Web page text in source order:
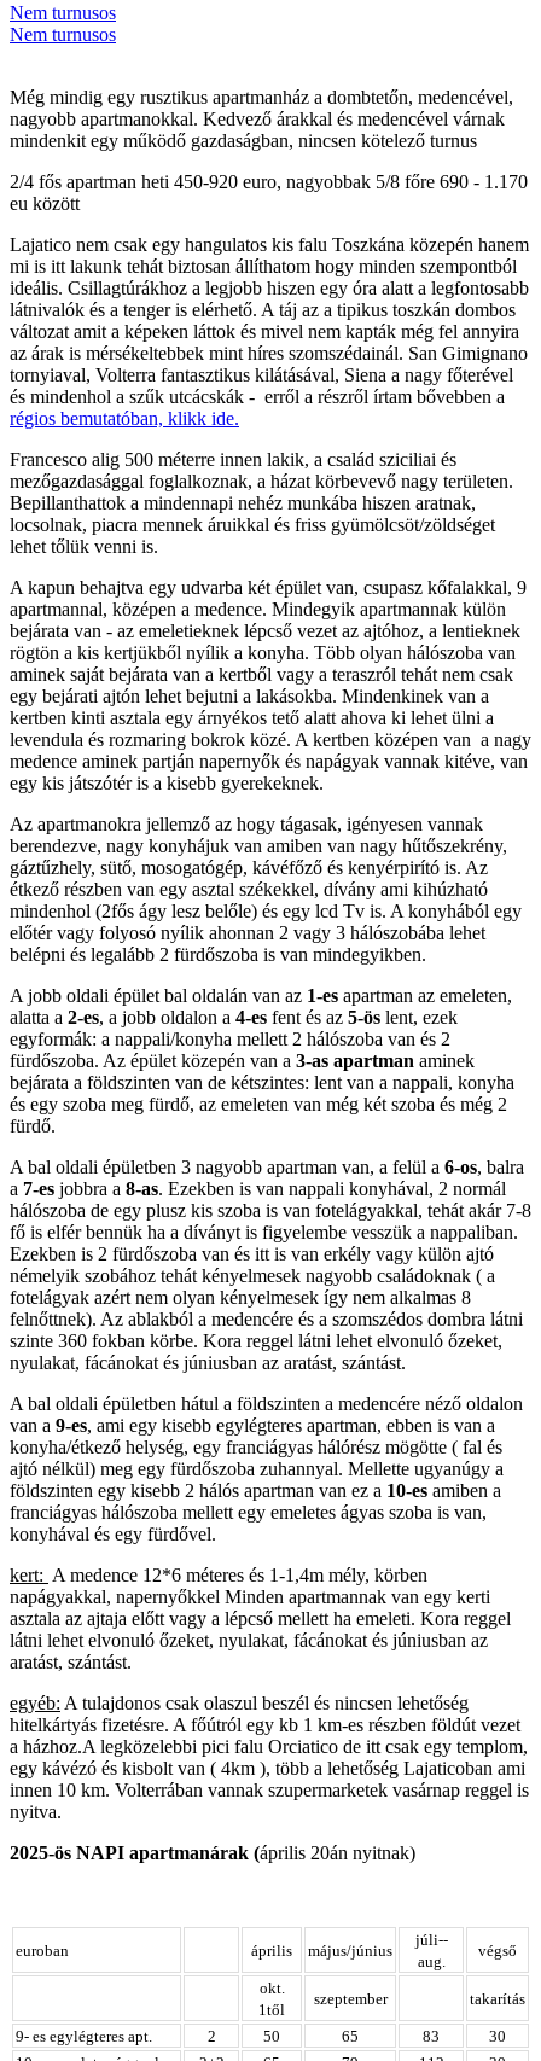
Nem turnusos
Nem turnusos
Még mindig egy rusztikus apartmanház a dombtetőn, medencével,
nagyobb apartmanokkal. Kedvező árakkal és medencével várnak
mindenkit egy működő gazdaságban, nincsen kötelező turnus
2/4 fős apartman heti 450-920 euro, nagyobbak 5/8 főre 690 - 1.170
eu között
Lajatico nem csak egy hangulatos kis falu Toszkána közepén hanem
mi is itt lakunk tehát biztosan állíthatom hogy minden szempontból
ideális. Csillagtúrákhoz a legjobb hiszen egy óra alatt a legfontosabb
látnivalók és a tenger is elérhető. A táj az a tipikus toszkán dombos
változat amit a képeken láttok és mivel nem kapták még fel annyira
az árak is mérsékeltebbek mint híres szomszédainál. San Gimignano
tornyiaval, Volterra fantasztikus kilátásával, Siena a nagy főterével
és mindenhol a szűk utcácskák - erről a részről írtam bővebben a
régios bemutatóban, klikk ide.
Francesco alig 500 méterre innen lakik, a család sziciliai és
mezőgazdasággal foglalkoznak, a házat körbevevő nagy területen.
Bepillanthattok a mindennapi nehéz munkába hiszen aratnak,
locsolnak, piacra mennek áruikkal és friss gyümölcsöt/zöldséget
lehet tőlük venni is.
A kapun behajtva egy udvarba két épület van, csupasz kőfalakkal, 9
apartmannal, középen a medence. Mindegyik apartmannak külön
bejárata van - az emeletieknek lépcső vezet az ajtóhoz, a lentieknek
rögtön a kis kertjükből nyílik a konyha. Több olyan hálószoba van
aminek saját bejárata van a kertből vagy a teraszról tehát nem csak
egy bejárati ajtón lehet bejutni a lakásokba. Mindenkinek van a
kertben kinti asztala egy árnyékos tető alatt ahova ki lehet ülni a
levendula és rozmaring bokrok közé. A kertben középen van a nagy
medence aminek partján napernyők és napágyak vannak kitéve, van
egy kis játszótér is a kisebb gyerekeknek.
Az apartmanokra jellemző az hogy tágasak, igényesen vannak
berendezve, nagy konyhájuk van amiben van nagy hűtőszekrény,
gáztűzhely, sütő, mosogatógép, kávéfőző és kenyérpirító is. Az
étkező részben van egy asztal székekkel, dívány ami kihúzható
mindenhol (2fős ágy lesz belőle) és egy lcd Tv is. A konyhából egy
előtér vagy folyosó nyílik ahonnan 2 vagy 3 hálószobába lehet
belépni és legalább 2 fürdőszoba is van mindegyikben.
A jobb oldali épület bal oldalán van az 1-es apartman az emeleten,
alatta a 2-es, a jobb oldalon a 4-es fent és az 5-ös lent, ezek
egyformák: a nappali/konyha mellett 2 hálószoba van és 2
fürdőszoba. Az épület közepén van a 3-as apartman aminek
bejárata a földszinten van de kétszintes: lent van a nappali, konyha
és egy szoba meg fürdő, az emeleten van még két szoba és még 2
fürdő.
A bal oldali épületben 3 nagyobb apartman van, a felül a 6-os, balra
a 7-es jobbra a 8-as. Ezekben is van nappali konyhával, 2 normál
hálószoba de egy plusz kis szoba is van fotelágyakkal, tehát akár 7-8
fő is elfér bennük ha a díványt is figyelembe vesszük a nappaliban.
Ezekben is 2 fürdőszoba van és itt is van erkély vagy külön ajtó
némelyik szobához tehát kényelmesek nagyobb családoknak ( a
fotelágyak azért nem olyan kényelmesek így nem alkalmas 8
felnőttnek). Az ablakból a medencére és a szomszédos dombra látni
szinte 360 fokban körbe. Kora reggel látni lehet elvonuló őzeket,
nyulakat, fácánokat és júniusban az aratást, szántást.
A bal oldali épületben hátul a földszinten a medencére néző oldalon
van a 9-es, ami egy kisebb egylégteres apartman, ebben is van a
konyha/étkező helység, egy franciágyas hálórész mögötte ( fal és
ajtó nélkül) meg egy fürdőszoba zuhannyal. Mellette ugyanúgy a
földszinten egy kisebb 2 hálós apartman van ez a 10-es amiben a
franciágyas hálószoba mellett egy emeletes ágyas szoba is van,
konyhával és egy fürdővel.
kert: A medence 12*6 méteres és 1-1,4m mély, körben
napágyakkal, napernyőkkel Minden apartmannak van egy kerti
asztala az ajtaja előtt vagy a lépcső mellett ha emeleti. Kora reggel
látni lehet elvonuló őzeket, nyulakat, fácánokat és júniusban az
aratást, szántást.
egyéb: A tulajdonos csak olaszul beszél és nincsen lehetőség
hitelkártyás fizetésre. A főútról egy kb 1 km-es részben földút vezet
a házhoz.A legközelebbi pici falu Orciatico de itt csak egy templom,
egy kávézó és kisbolt van ( 4km ), több a lehetőség Lajaticoban ami
innen 10 km. Volterrában vannak szupermarketek vasárnap reggel is
nyitva.
2025-ös NAPI apartmanárak (április 20án nyitnak)
euroban április május/június
júli--
aug.
végső
okt.
1től
szeptember takarítás
9- es egylégteres apt. 2 50 65 83
30